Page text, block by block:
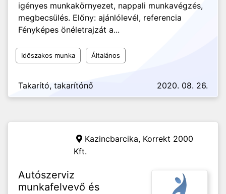
igényes munkakörnyezet, nappali munkavégzés,
megbecsülés. Előny: ajánlólevél, referencia
Fényképes önéletrajzát a...
Időszakos munka Általános
Takarító, takarítónő 2020. 08. 26.
Kazincbarcika, Korrekt 2000
Kft.
Autószerviz
munkafelvevő és